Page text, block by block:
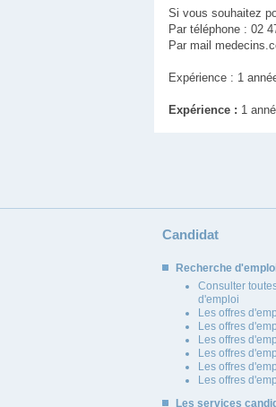
Si vous souhaitez
Par téléphone : 02
Par mail
Expérience : 1
Expérience : 1
Candidat
Recherche
Consulter
d'emploi
Les offres
Les offres
Les offres
Les offres
Les offres
Les offres
Les services